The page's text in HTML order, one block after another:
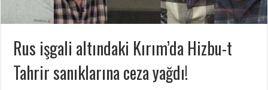
Rus işgali altındaki Kırım’da Hizbu-t
Tahrir sanıklarına ceza yağdı!